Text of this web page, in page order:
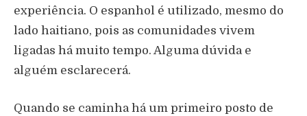
experiência. O espanhol é utilizado, mesmo do
lado haitiano, pois as comunidades vivem
ligadas há muito tempo. Alguma dúvida e
alguém esclarecerá.
Quando se caminha há um primeiro posto de